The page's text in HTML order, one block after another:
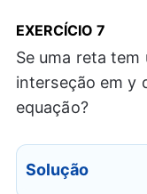
EXERCÍCIO 7
Se uma reta tem
interseção em y
equação?
Solução